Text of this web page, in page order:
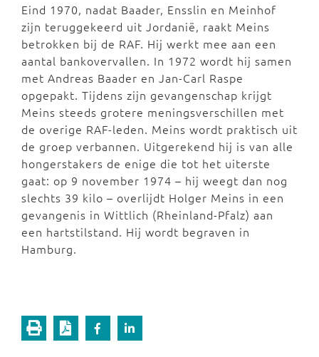
Eind 1970, nadat Baader, Ensslin en Meinhof
zijn teruggekeerd uit Jordanië, raakt Meins
betrokken bij de RAF. Hij werkt mee aan een
aantal bankovervallen. In 1972 wordt hij samen
met Andreas Baader en Jan-Carl Raspe
opgepakt. Tijdens zijn gevangenschap krijgt
Meins steeds grotere meningsverschillen met
de overige RAF-leden. Meins wordt praktisch uit
de groep verbannen. Uitgerekend hij is van alle
hongerstakers de enige die tot het uiterste
gaat: op 9 november 1974 – hij weegt dan nog
slechts 39 kilo – overlijdt Holger Meins in een
gevangenis in Wittlich (Rheinland-Pfalz) aan
een hartstilstand. Hij wordt begraven in
Hamburg.